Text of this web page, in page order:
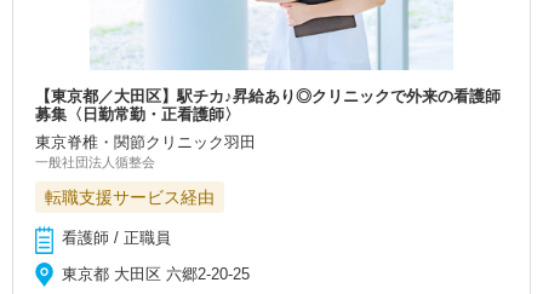
【東京都／大田区】駅チカ♪昇給あり◎クリニックで外来の看護師
募集〈日勤常勤・正看護師〉
東京脊椎・関節クリニック羽田
一般社団法人循整会
転職支援サービス経由
看護師 / 正職員
東京都 大田区 六郷2-20-25